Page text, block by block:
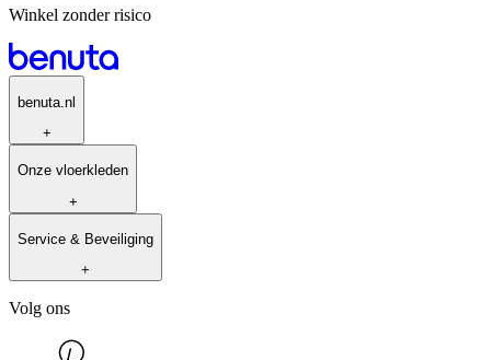
Winkel zonder risico
benuta.nl
+
Onze vloerkleden
+
Service & Beveiliging
+
Volg ons